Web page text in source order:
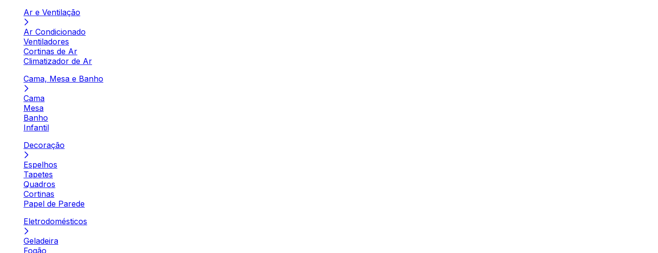
Ar e Ventilação
Ar Condicionado
Ventiladores
Cortinas de Ar
Climatizador de Ar
Cama, Mesa e Banho
Cama
Mesa
Banho
Infantil
Decoração
Espelhos
Tapetes
Quadros
Cortinas
Papel de Parede
Eletrodomésticos
Geladeira
Fogão